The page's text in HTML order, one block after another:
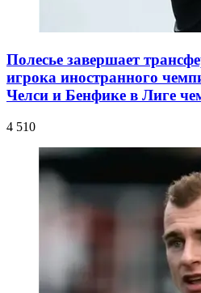
Полесье завершает
игрока иностранного
Челси и Бенфике в Лиге
4 510